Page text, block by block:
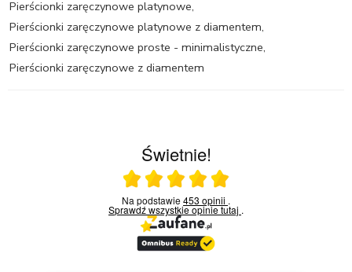
Pierścionki zaręczynowe platynowe,
Pierścionki zaręczynowe platynowe z diamentem,
Pierścionki zaręczynowe proste - minimalistyczne,
Pierścionki zaręczynowe z diamentem
Świetnie!
Ocena średnia 5 na 5
Na podstawie453 opinii .
Sprawdź wszystkie opinietutaj .